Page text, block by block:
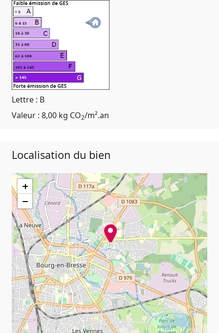
Lettre : B
Valeur : 8,00 kg CO2/m².an
Localisation du bien
+
−